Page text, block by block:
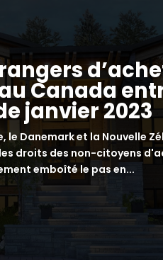
Canada
janvier 2023
le Danemark et la Nouvelle
droits des non-citoyens
emboîté le pas en...